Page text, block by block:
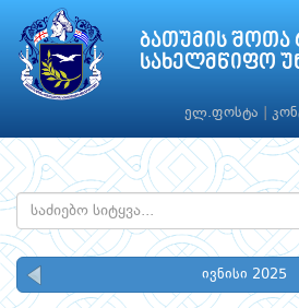
ბათუმის
სახელმწიფო
ელ.ფოსტა
ივნისი 2025